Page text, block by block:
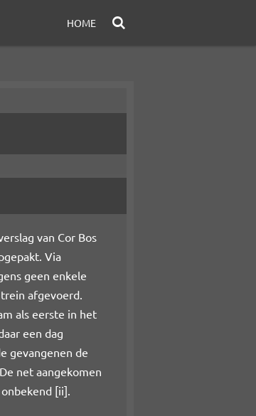
HOME
van Cor Bos
Via
geen enkele
afgevoerd.
als eerste in het
een dag
gevangenen de
net aangekomen
[ii].